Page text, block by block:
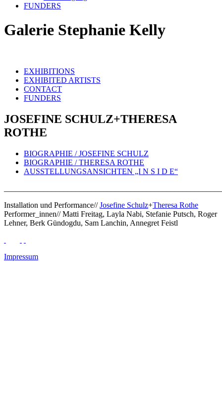
FUNDERS
Galerie Stephanie Kelly
EXHIBITIONS
EXHIBITED ARTISTS
CONTACT
FUNDERS
JOSEFINE SCHULZ+THERESA
ROTHE
BIOGRAPHIE / JOSEFINE SCHULZ
BIOGRAPHIE / THERESA ROTHE
AUSSTELLUNGSANSICHTEN „I N S I D E“
Installation und Performance//Josefine Schulz+Theresa Rothe
Performer_innen// Matti Freitag, Layla Nabi, Stefanie Putsch, Roger
Lehner, Berk Gündogdu, Sam Lanchin, Annegret Feistl
Impressum